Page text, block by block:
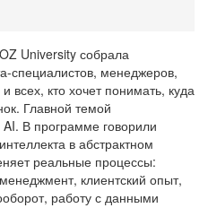
University собрала
специалистов, менеджеров,
всех, кто хочет понимать, куда
Главной темой
В программе говорили
в абстрактном
реальные процессы:
клиентский опыт,
работу с данными